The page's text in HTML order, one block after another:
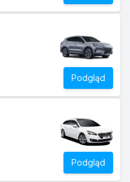
Podgląd
Podgląd